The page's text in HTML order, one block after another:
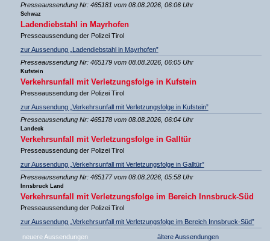
Presseaussendung Nr: 465181 vom 08.08.2026, 06:06 Uhr
Schwaz
Ladendiebstahl in Mayrhofen
Presseaussendung der Polizei Tirol
zur Aussendung „Ladendiebstahl in Mayrhofen”
Presseaussendung Nr: 465179 vom 08.08.2026, 06:05 Uhr
Kufstein
Verkehrsunfall mit Verletzungsfolge in Kufstein
Presseaussendung der Polizei Tirol
zur Aussendung „Verkehrsunfall mit Verletzungsfolge in Kufstein”
Presseaussendung Nr: 465178 vom 08.08.2026, 06:04 Uhr
Landeck
Verkehrsunfall mit Verletzungsfolge in Galltür
Presseaussendung der Polizei Tirol
zur Aussendung „Verkehrsunfall mit Verletzungsfolge in Galltür”
Presseaussendung Nr: 465177 vom 08.08.2026, 05:58 Uhr
Innsbruck Land
Verkehrsunfall mit Verletzungsfolge im Bereich Innsbruck-Süd
Presseaussendung der Polizei Tirol
zur Aussendung „Verkehrsunfall mit Verletzungsfolge im Bereich Innsbruck-Süd”
neuere Aussendungen ältere Aussendungen